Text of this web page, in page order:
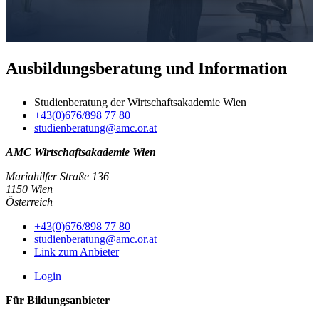
Ausbildungsberatung und Information
Studienberatung der Wirtschaftsakademie Wien
+43(0)676/898 77 80
studienberatung@amc.or.at
AMC Wirtschaftsakademie Wien
Mariahilfer Straße 136
1150 Wien
Österreich
+43(0)676/898 77 80
studienberatung@amc.or.at
Link zum Anbieter
Login
Für Bildungsanbieter